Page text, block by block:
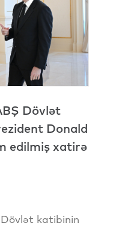
Dövlət
Donald
edilmiş xatirə
katibinin